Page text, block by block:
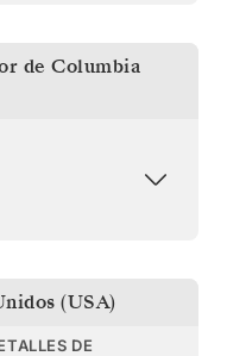
de Columbia
(USA)
DE